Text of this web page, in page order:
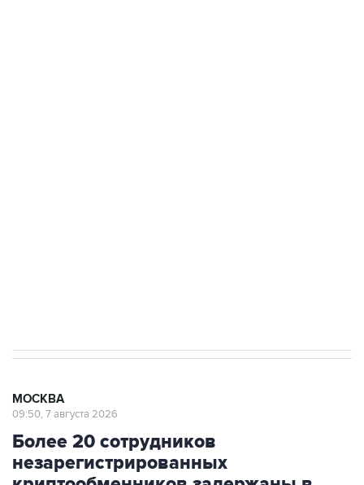
МОСКВА
09:50, 7 августа 2026
Более 20 сотрудников
незарегистрированных